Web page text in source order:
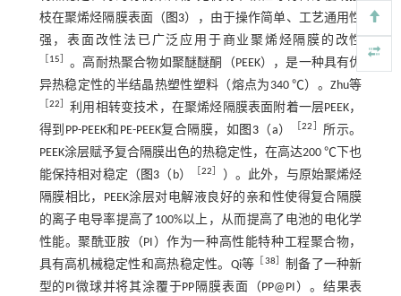
枝在聚烯烃隔膜表面（ 图3），由于操作简单、工艺通用性
强，表面改性法已广泛应用于商业聚烯烃隔膜的改性
15
。高耐热聚合物如聚醚醚酮（PEEK），是一种具有优
异热稳定性的半结晶热塑性塑料（熔点为340 ℃）。Zhu等
22 ］利用相转变技术，在聚烯烃隔膜表面附着一层PEEK，
得到PP-PEEK和PE-PEEK复合隔膜，如 图3（a） ［22
所示。
PEEK涂层赋予复合隔膜出色的热稳定性，在高达200 ℃下也
能保持相对稳定（ 图3 （b） ［22
）。此外，与原始聚烯烃
隔膜相比，PEEK涂层对电解液良好的亲和性使得复合隔膜
的离子电导率提高了100%以上，从而提高了电池的电化学
性能。聚酰亚胺（PI）作为一种高性能特种工程聚合物，
具有高机械稳定性和高热稳定性。Qi等
38 ］制备了一种新
型的PI微球并将其涂覆于PP隔膜表面（PP@PI）。结果表